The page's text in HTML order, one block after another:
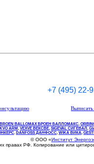
+7 (495) 22-
BROEN BALLOMAX БРОЕН БАЛЛОМАКС,
KVO ARM, VEXVE ВЕКСВЕ, SIGEVAL СИГЕВАЛ ,
. DANFOSS ДАНФОСС, WIKA ВИКА,
© ООО «Институт
правах РФ. Копирование или